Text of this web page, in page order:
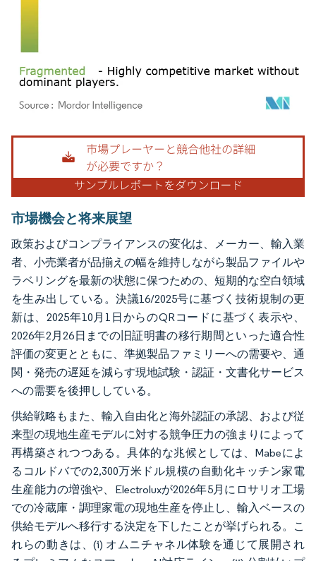
画像 © Mordor Intelligence。再利用にはCC BY 4.0の表示が必要です。
市場機会と将来展望
政策およびコンプライアンスの変化は、メーカー、輸入業
者、小売業者が品揃えの幅を維持しながら製品ファイルや
ラベリングを最新の状態に保つための、短期的な空白領域
を生み出している。決議16/2025号に基づく技術規制の更
新は、2025年10月1日からのQRコードに基づく表示や、
2026年2月26日までの旧証明書の移行期間といった適合性
評価の変更とともに、準拠製品ファミリーへの需要や、通
関・発売の遅延を減らす現地試験・認証・文書化サービス
への需要を後押ししている。
供給戦略もまた、輸入自由化と海外認証の承認、および従
来型の現地生産モデルに対する競争圧力の強まりによって
再構築されつつある。具体的な兆候としては、Mabeによ
るコルドバでの2,300万米ドル規模の自動化キッチン家電
生産能力の増強や、Electroluxが2026年5月にロサリオ工場
での冷蔵庫・調理家電の現地生産を停止し、輸入ベースの
供給モデルへ移行する決定を下したことが挙げられる。こ
れらの動きは、(i) オムニチャネル体験を通じて展開され